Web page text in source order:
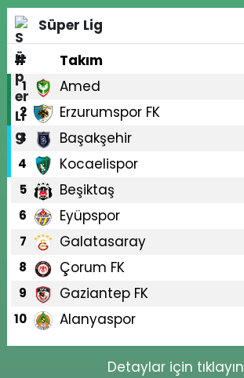
Süper Lig
#
Takım
1 Amed
2 Erzurumspor FK
3 Başakşehir
4 Kocaelispor
5 Beşiktaş
6 Eyüpspor
7 Galatasaray
8 Çorum FK
9 Gaziantep FK
10 Alanyaspor
Detaylar için tıklayın